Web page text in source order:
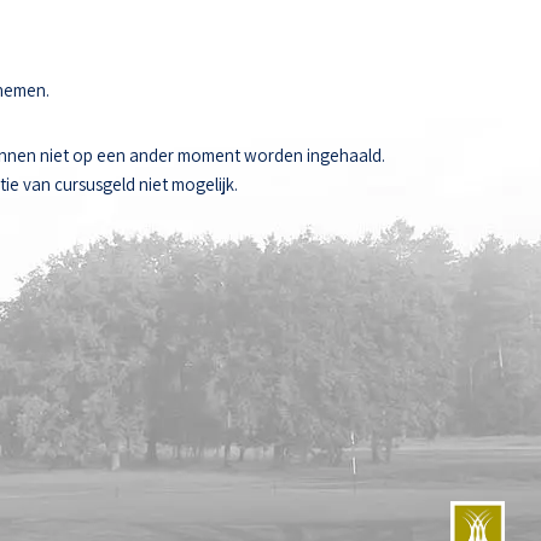
niet op een ander moment worden ingehaald.
van cursusgeld niet mogelijk.